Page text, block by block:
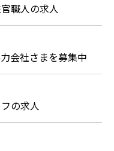
職人の求人
会社さまを募集中
の求人